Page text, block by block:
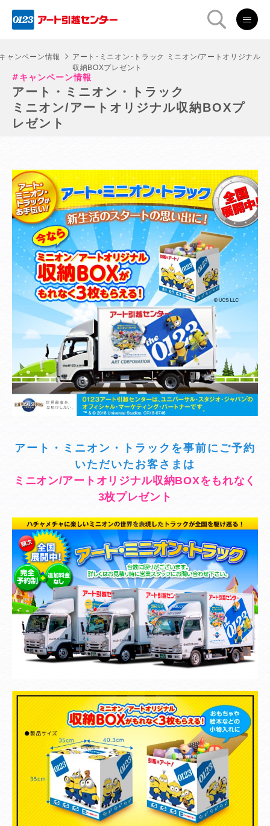
ャンペーン情報
アート･ミニオン･トラック ミニオン/アートオリジナル
収納BOXプレゼント
キャンペーン情報
アート・ミニオン・トラック
ミニオン/アートオリジナル収納BOXプ
レゼント
アート・ミニオン・トラックを事前にご予約
いただいたお客さまは
ミニオン/アートオリジナル収納BOXをもれなく
3枚プレゼント